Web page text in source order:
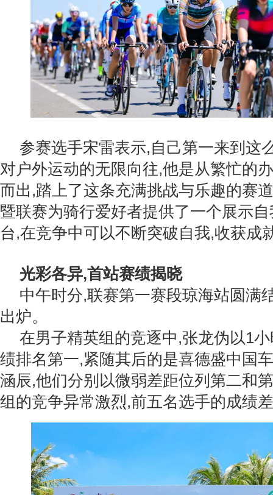
参赛选手宋雷表示,自己第一来到这
对户外运动的无限向往,他是从繁忙的
而出,踏上了这条充满挑战与乐趣的赛
暨联赛为骑行爱好者提供了一个展示
台,在竞争中可以不断突破自我,收获成
光彩各异,首站赛绩揭晓
中午时分,联赛第一赛段琼海站圆满
出炉。
在男子精英组的竞逐中,张龙伪以1
绩排名第一,紧随其后的是喜德盛中国
涵辰,他们分别以微弱差距位列第二和
组的竞争异常激烈,前五名选手的成绩